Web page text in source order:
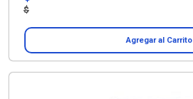
$
Agregar al Carrito